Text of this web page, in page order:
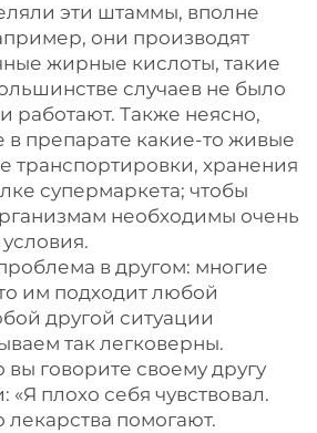
эти штаммы, вполне
они производят
жирные кислоты, такие
случаев не было
работают. Также неясно,
в препарате какие-то живые
транспортировки, хранения
супермаркета; чтобы
необходимы очень
в другом: многие
им подходит любой
другой ситуации
так легковерны.
вы говорите своему другу
«Я плохо себя чувствовал.
лекарства помогают.